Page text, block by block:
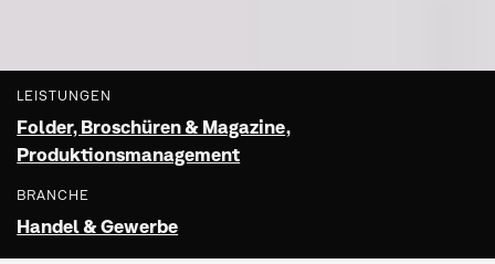
LEISTUNGEN
Folder, Broschüren & Magazine,
Produktionsmanagement
BRANCHE
Handel & Gewerbe